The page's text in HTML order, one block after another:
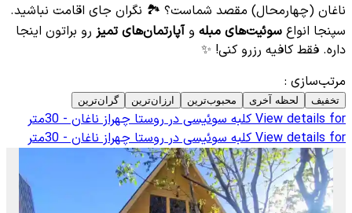
ناغان (چهارمحال) مقصد شماست؟ 🏞️ نگران جای اقامت نباشید.
سپنجا انواع سوئیت‌های مبله وآپارتمان‌های تمیز رو براتون اینجا
داره. فقط کافیه رزرو کنی! ✨
مرتب‌سازی :
تخفیف لحظه آخری محبوب‌ترین ارزان‌ترین گران‌ترین
View details for کلبه سوئیسی در روستا چهراز ناغان - 30متر
View details for کلبه سوئیسی در روستا چهراز ناغان - 30متر